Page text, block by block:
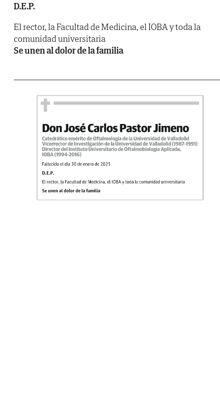
D.E.P.
El rector, la Facultad de Medicina, el IOBA y toda la
comunidad universitaria
Se unen al dolor de la familia